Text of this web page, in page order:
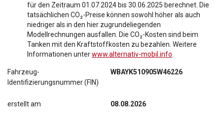
für den Zeitraum 01.07.2024 bis 30.06.2025 berechnet. Die
tatsächlichen CO₂-Preise können sowohl höher als auch
niedriger als in den hier zugrundeliegenden
Modellrechnungen ausfallen. Die CO₂-Kosten sind beim
Tanken mit den Kraftstoffkosten zu bezahlen. Weitere
Informationen unterwww.alternativ-mobil.info.
Fahrzeug-
Identifizierungsnummer (FIN)
WBAYK510905W46226
erstellt am 08.08.2026